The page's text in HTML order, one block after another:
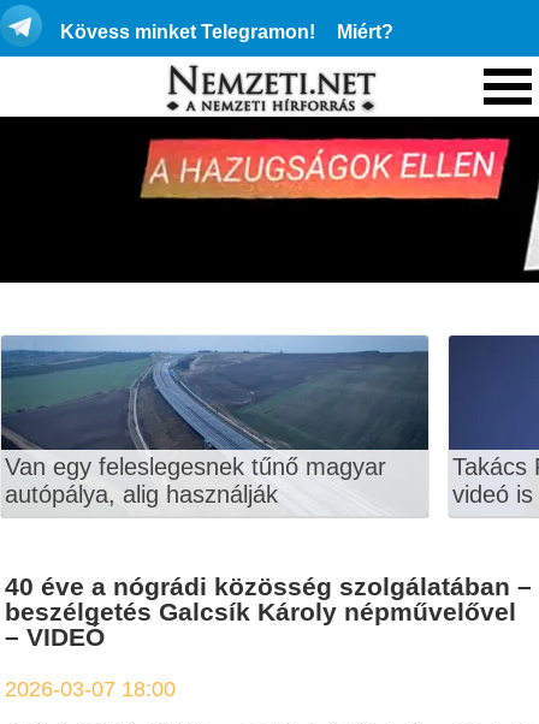
Kövess minket Telegramon! Miért?
Van egy feleslegesnek tűnő magyar
autópálya, alig használják
Takács
videó
40 éve a nógrádi közösség szolgálatában –
beszélgetés Galcsík Károly népművelővel
– VIDEÓ
2026-03-07 18:00